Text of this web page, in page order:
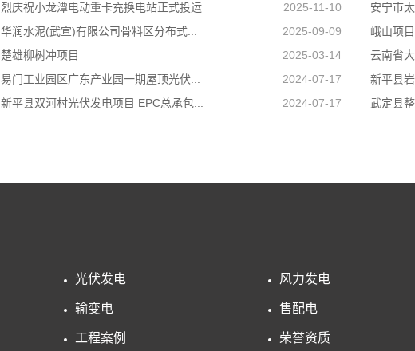
烈庆祝小龙潭电动重卡充换电站正式投运 2025-11-10
安宁市
华润水泥(武宣)有限公司骨料区分布式...
2025-09-09
峨山项目
楚雄柳树冲项目
2025-03-14
云南省
易门工业园区广东产业园一期屋顶光伏...
2024-07-17
新平县
新平县双河村光伏发电项目 EPC总承包...
2024-07-17 武定县
光伏发电 风力发电
输变电 售配电
工程案例 荣誉资质